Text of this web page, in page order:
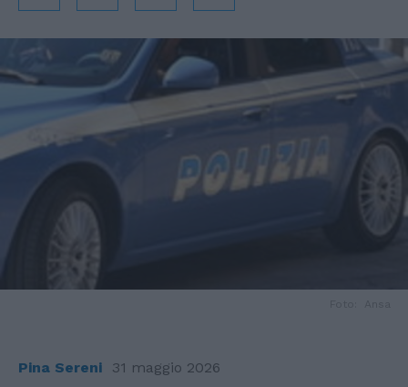
Pina Sereni 31 maggio 2026